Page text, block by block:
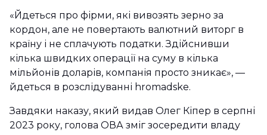
«Йдеться про фірми, які вивозять зерно за
кордон, але не повертають валютний виторг в
країну і не сплачують податки. Здійснивши
кілька швидких операції на суму в кілька
мільйонів доларів, компанія просто зникає», —
йдеться в розслідуванні hromadske.
Завдяки наказу, який видав Олег Кіпер в серпні
2023 року, голова ОВА зміг зосередити владу